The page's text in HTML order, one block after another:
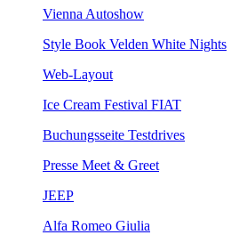
Vienna Autoshow
Style Book Velden White Nights
Web-Layout
Ice Cream Festival FIAT
Buchungsseite Testdrives
Presse Meet & Greet
JEEP
Alfa Romeo Giulia